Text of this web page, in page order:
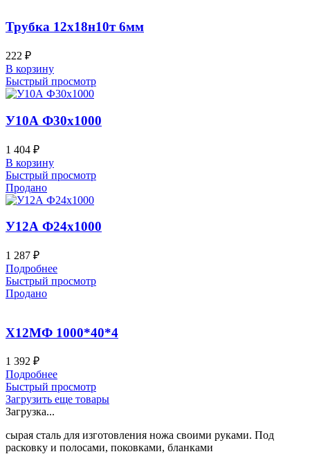
Трубка 12х18н10т 6мм
222 ₽
В корзину
Быстрый просмотр
У10А Ф30х1000
1 404 ₽
В корзину
Быстрый просмотр
Продано
У12А Ф24х1000
1 287 ₽
Подробнее
Быстрый просмотр
Продано
Х12МФ 1000*40*4
1 392 ₽
Подробнее
Быстрый просмотр
Загрузить еще товары
Загрузка...
сырая сталь для изготовления ножа своими руками. Под
расковку и полосами, поковками, бланками